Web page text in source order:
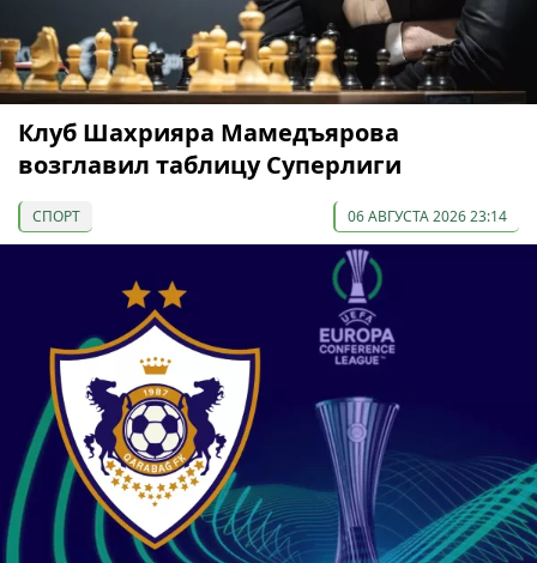
Клуб Шахрияра Мамедъярова
возглавил таблицу Суперлиги
СПОРТ 06 АВГУСТА 2026 23:14